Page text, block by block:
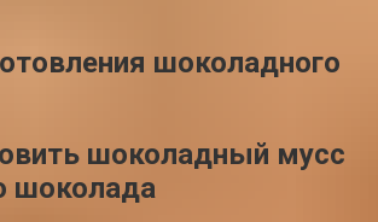
шоколадного
шоколадный мусс
шоколада